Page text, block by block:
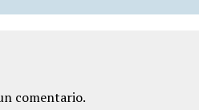
comentario.